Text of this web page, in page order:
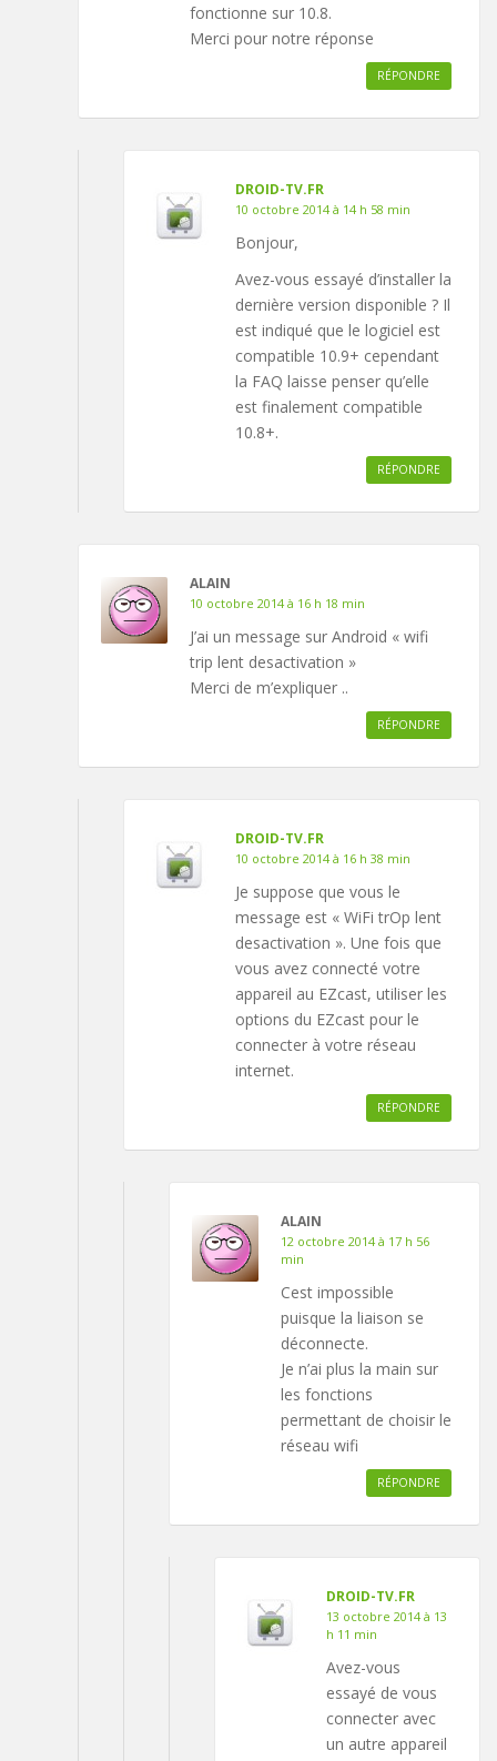
fonctionne sur 10.8.
Merci pour notre réponse
RÉPONDRE
DROID-TV.FR
10 octobre 2014 à 14 h 58 min
Bonjour,
Avez-vous essayé d’installer la
dernière version disponible ? Il
est indiqué que le logiciel est
compatible 10.9+ cependant
la FAQ laisse penser qu’elle
est finalement compatible
10.8+.
RÉPONDRE
ALAIN
10 octobre 2014 à 16 h 18 min
J’ai un message sur Android « wifi
trip lent desactivation »
Merci de m’expliquer ..
RÉPONDRE
DROID-TV.FR
10 octobre 2014 à 16 h 38 min
Je suppose que vous le
message est « WiFi trOp lent
desactivation ». Une fois que
vous avez connecté votre
appareil au EZcast, utiliser les
options du EZcast pour le
connecter à votre réseau
internet.
RÉPONDRE
ALAIN
12 octobre 2014 à 17 h 56
min
Cest impossible
puisque la liaison se
déconnecte.
Je n’ai plus la main sur
les fonctions
permettant de choisir le
réseau wifi
RÉPONDRE
DROID-TV.FR
13 octobre 2014 à 13
h 11 min
Avez-vous
essayé de vous
connecter avec
un autre appareil